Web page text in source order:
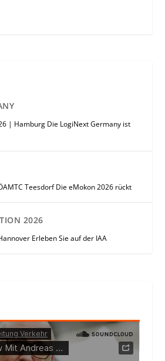
| Hamburg Die LogiNext Germany ist
Teesdorf Die eMokon 2026 rückt
2026
Erleben Sie auf der IAA